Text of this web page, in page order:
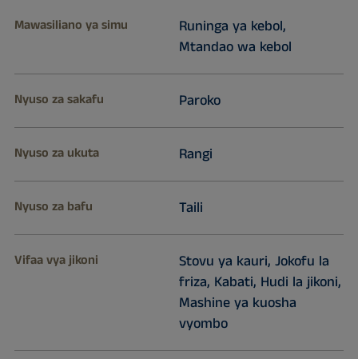
Mawasiliano ya simu
Runinga ya kebol,
Mtandao wa kebol
Nyuso za sakafu Paroko
Nyuso za ukuta Rangi
Nyuso za bafu Taili
Vifaa vya jikoni
Stovu ya kauri, Jokofu la
friza, Kabati, Hudi la jikoni,
Mashine ya kuosha
vyombo